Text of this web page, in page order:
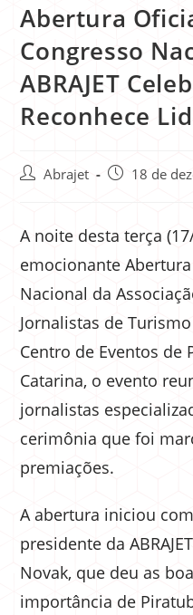
Abertura
Congresso
ABRAJET
Reconhece
Abrajet 18 de
A noite desta terça
emocionante
Nacional da
Jornalistas de Turismo
Centro de Eventos de
Catarina, o evento
jornalistas
cerimônia que foi
premiações.
A abertura iniciou
presidente da
Novak, que deu as
importância de